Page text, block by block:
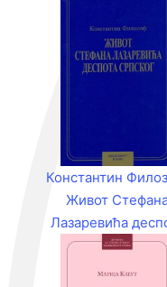
Константин
Живот
Лазаревића
српскога